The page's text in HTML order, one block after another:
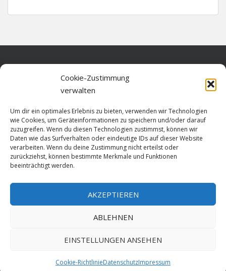
Cookie-Zustimmung
verwalten
Um dir ein optimales Erlebnis zu bieten, verwenden wir Technologien
wie Cookies, um Geräteinformationen zu speichern und/oder darauf
zuzugreifen. Wenn du diesen Technologien zustimmst, können wir
Daten wie das Surfverhalten oder eindeutige IDs auf dieser Website
verarbeiten. Wenn du deine Zustimmung nicht erteilst oder
zurückziehst, können bestimmte Merkmale und Funktionen
beeinträchtigt werden.
AKZEPTIEREN
ABLEHNEN
EINSTELLUNGEN ANSEHEN
Cookie-RichtlinieDatenschutzImpressum
Datenschutz
Cookie-Richtlinie (EU)
Impressum
HOME
NADV